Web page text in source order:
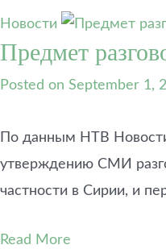
Новости
Предмет
Posted on September 1,
По данным НТВ
утверждению СМИ
частности в Сирии, и
Read More